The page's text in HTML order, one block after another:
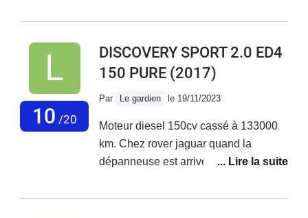
Landrover qui va vous le dire.
10 /20
DISCOVERY SPORT 2.0 ED4
150 PURE (2017)
Par Le gardien le 19/11/2023
Moteur diesel 150cv cassé à 133000
km. Chez rover jaguar quand la
dépanneuse est arrivée, petit sourire à
la merde !!"apparemment ce problème